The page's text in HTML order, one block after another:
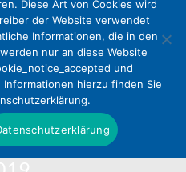
2019
Jahrestagung
Diese Art von Cookies wird
der Website verwendet
Informationen, die in den
nur an diese Website
und
hierzu finden Sie